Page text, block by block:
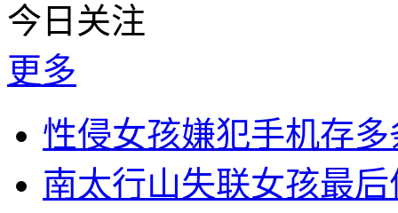
今日关注
更多
性侵女孩嫌犯手机存
南太行山失联女孩最